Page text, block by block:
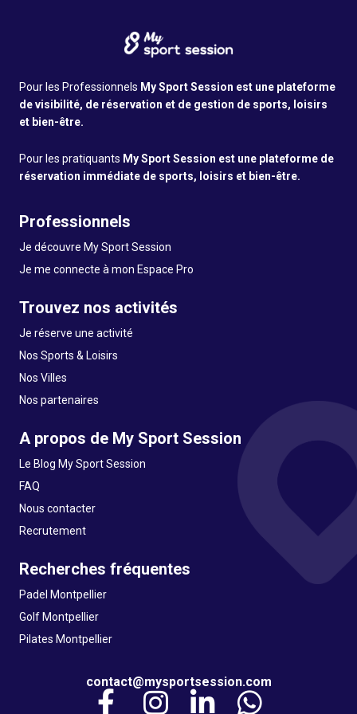
Pour les Professionnels My Sport Session est une plateforme
de visibilité, de réservation et de gestion de sports, loisirs
et bien-être.
Pour les pratiquants My Sport Session est une plateforme de
réservation immédiate de sports, loisirs et bien-être.
Professionnels
Je découvre My Sport Session
Je me connecte à mon Espace Pro
Trouvez nos activités
Je réserve une activité
Nos Sports & Loisirs
Nos Villes
Nos partenaires
A propos de My Sport Session
Le Blog My Sport Session
FAQ
Nous contacter
Recrutement
Recherches fréquentes
Padel Montpellier
Golf Montpellier
Pilates Montpellier
contact@mysportsession.com